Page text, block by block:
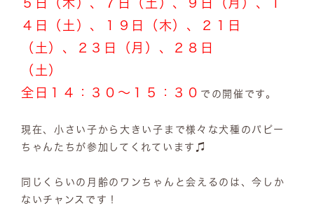
５日（木）、７日（土）、９日（月）、１
４日（土）、１９日（木）、２１日
（土）、２３日（月）、２８日
（土）
全日１４：３０～１５：３０ での開催です。
現在、小さい子から大きい子まで様々な犬種のパピー
ちゃんたちが参加してくれています♫
同じくらいの月齢のワンちゃんと会えるのは、今しか
ないチャンスです！